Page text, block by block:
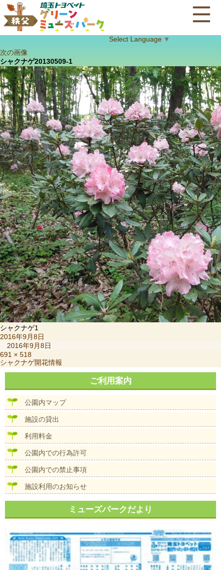
Select Language ▼
次の画像
シャクナゲ20130509-1
シャクナゲ1
投
日:
2016年9月8日
2016年9月8日
フ
ル
サ
ズ
691 × 518
投
稿
ビ
シャクナゲ開花情報
ご利用案内
公園内マップ
施設の貸出
利用料金
公園内での行為許可
公園内での禁止事項
施設利用のお知らせ
ミューズパークだより